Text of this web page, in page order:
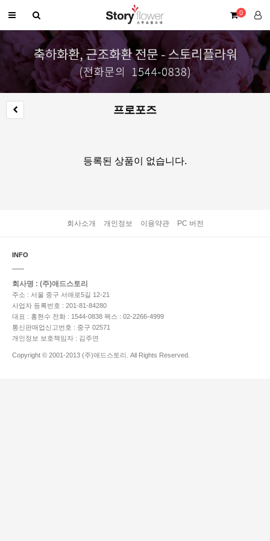
0
프로포즈
등록된 상품이 없습니다.
회사소개 개인정보 이용약관 PC 버전
INFO
회사명 : (주)애드스토리
주소 : 서울 중구 서애로5길 12-21
사업자 등록번호 : 201-81-84280
대표 : 홍현수 전화 : 1544-0838 팩스 : 02-2266-4999
통신판매업신고번호 : 중구 02571
개인정보 보호책임자 : 김주연
Copyright © 2001-2013 (주)애드스토리. All Rights Reserved.